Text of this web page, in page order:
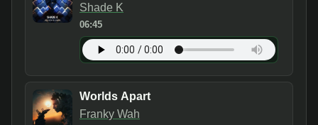
Shade K
06:45
Worlds Apart
Franky Wah